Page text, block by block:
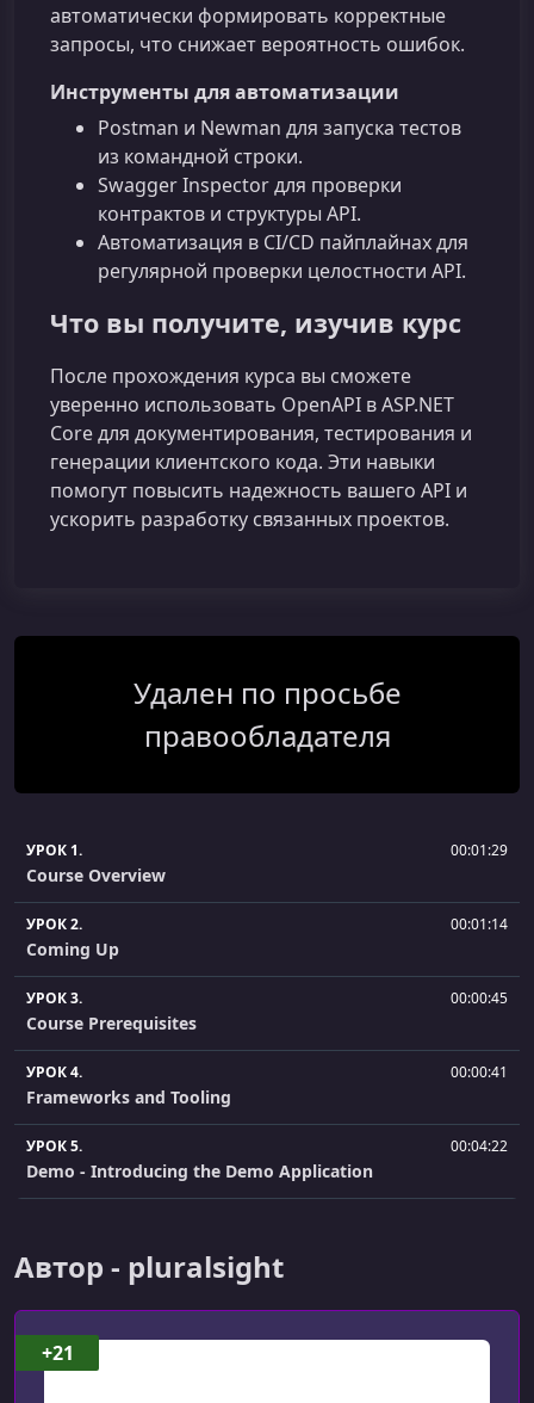
автоматически формировать корректные
запросы, что снижает вероятность ошибок.
Инструменты для автоматизации
Postman и Newman для запуска тестов
из командной строки.
Swagger Inspector для проверки
контрактов и структуры API.
Автоматизация в CI/CD пайплайнах для
регулярной проверки целостности API.
Что вы получите, изучив курс
После прохождения курса вы сможете
уверенно использовать OpenAPI в ASP.NET
Core для документирования, тестирования и
генерации клиентского кода. Эти навыки
помогут повысить надежность вашего API и
ускорить разработку связанных проектов.
Удален по просьбе
правообладателя
УРОК 1. 00:01:29
Course Overview
УРОК 2. 00:01:14
Coming Up
УРОК 3. 00:00:45
Course Prerequisites
УРОК 4. 00:00:41
Frameworks and Tooling
УРОК 5. 00:04:22
Demo - Introducing the Demo Application
Summary
УРОК 8.
Автор - pluralsight
+21